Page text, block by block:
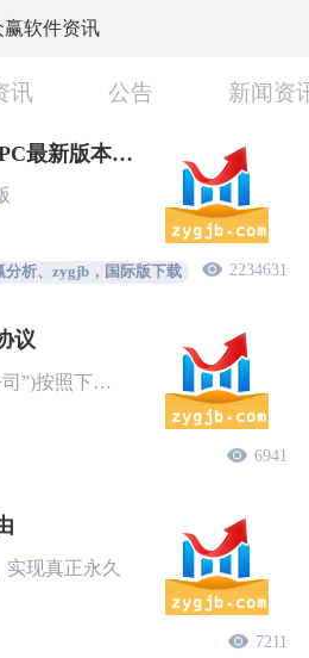
赢软件资讯
讯 公告 新闻资
最新版本
析、zygjb，国际版下载 2234631
议
司”)按照下…
6941
实现真正永久
7211